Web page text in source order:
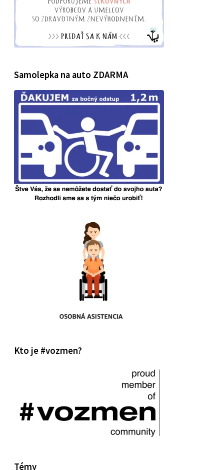
Samolepka na auto ZDARMA
Kto je #vozmen?
Témy